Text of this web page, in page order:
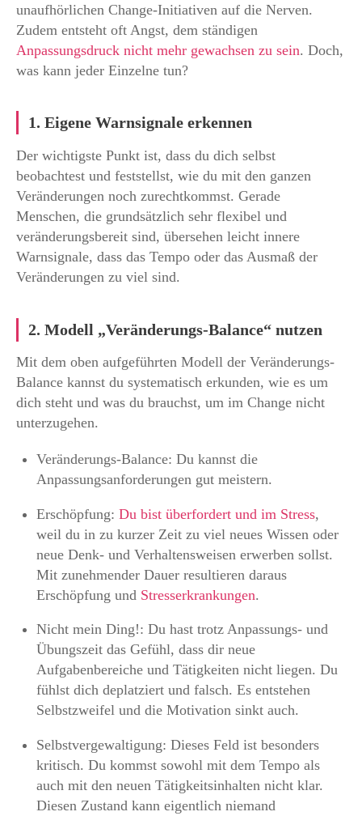
unaufhörlichen Change-Initiativen auf die Nerven.
Zudem entsteht oft Angst, dem ständigen
Anpassungsdruck nicht mehr gewachsen zu sein. Doch,
was kann jeder Einzelne tun?
1. Eigene Warnsignale erkennen
Der wichtigste Punkt ist, dass du dich selbst
beobachtest und feststellst, wie du mit den ganzen
Veränderungen noch zurechtkommst. Gerade
Menschen, die grundsätzlich sehr flexibel und
veränderungsbereit sind, übersehen leicht innere
Warnsignale, dass das Tempo oder das Ausmaß der
Veränderungen zu viel sind.
2. Modell „Veränderungs-Balance“ nutzen
Mit dem oben aufgeführten Modell der Veränderungs-
Balance kannst du systematisch erkunden, wie es um
dich steht und was du brauchst, um im Change nicht
unterzugehen.
Veränderungs-Balance: Du kannst die
Anpassungsanforderungen gut meistern.
Erschöpfung: Du bist überfordert und im Stress,
weil du in zu kurzer Zeit zu viel neues Wissen oder
neue Denk- und Verhaltensweisen erwerben sollst.
Mit zunehmender Dauer resultieren daraus
Erschöpfung und Stresserkrankungen.
Nicht mein Ding!: Du hast trotz Anpassungs- und
Übungszeit das Gefühl, dass dir neue
Aufgabenbereiche und Tätigkeiten nicht liegen. Du
fühlst dich deplatziert und falsch. Es entstehen
Selbstzweifel und die Motivation sinkt auch.
Selbstvergewaltigung: Dieses Feld ist besonders
kritisch. Du kommst sowohl mit dem Tempo als
auch mit den neuen Tätigkeitsinhalten nicht klar.
Diesen Zustand kann eigentlich niemand